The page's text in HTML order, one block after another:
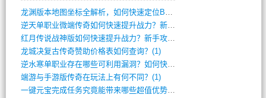
龙渊版本地图坐标全解析，如何快速定位BO(3)
逆天单职业微端传奇如何快速提升战力？新手(2)
红月传说战神版如何快速提升战力？新手攻略(2)
龙城决复古传奇赞助价格表如何查询？(1)
逆水寒单职业存在哪些可利用漏洞？如何快速(1)
端游与手游版传奇在玩法上有何不同？(1)
一键元宝完成任务究竟能带来哪些超值优势？(0)